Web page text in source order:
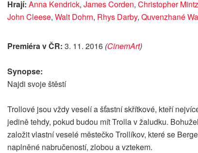
Hrají: Anna Kendrick, James Corden, Christopher
John Cleese, Walt Dohrn, Rhys Darby, Quvenzhané
Premiéra v ČR: 3. 11. 2016 (CinemArt)
Synopse:
Najdi svoje štěstí
Trollové jsou vždy veselí a šťastní skřítkové, kteří
jedině tehdy, pokud budou mít Trolla v žaludku.
založit vlastní veselé městečko Trollíkov, které se
naplněné nabručeností, zlobou a vztekem.